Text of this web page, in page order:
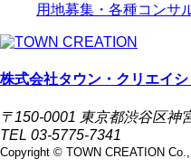
用地募集・各種コンサ
株式会社タウン・クリエイ
〒150-0001 東京都渋谷区神
TEL 03-5775-7341
Copyright © TOWN CREATION